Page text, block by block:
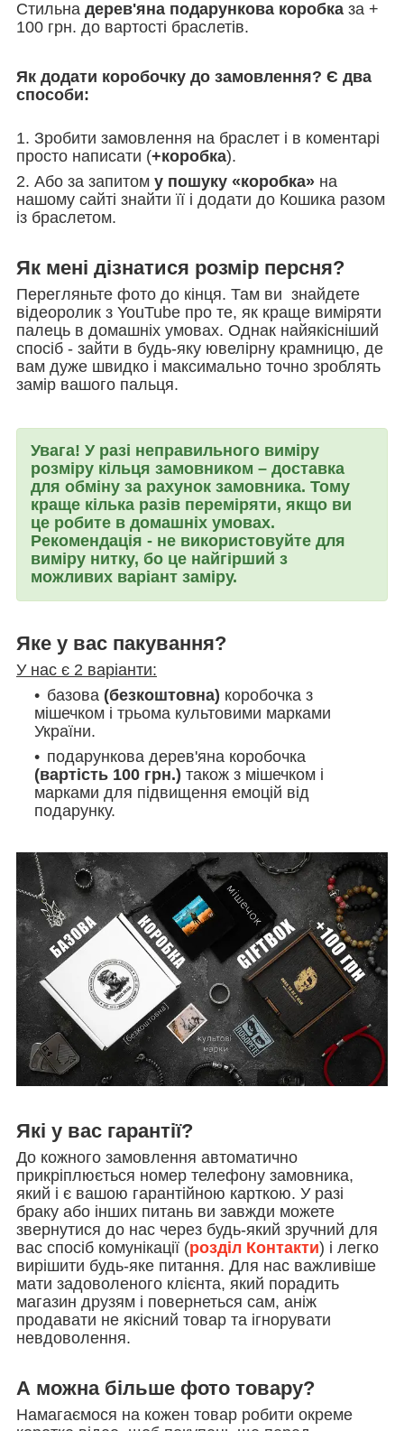
Стильна дерев'яна подарункова коробка за +
100 грн. до вартості браслетів.
Як додати коробочку до замовлення? Є два
способи:
1. Зробити замовлення на браслет і в коментарі
просто написати (+коробка).
2. Або за запитом у пошуку «коробка» на
нашому сайті знайти її і додати до Кошика разом
із браслетом.
Як мені дізнатися розмір персня?
Перегляньте фото до кінця. Там ви знайдете
відеоролик з YouTube про те, як краще виміряти
палець в домашніх умовах. Однак найякісніший
спосіб - зайти в будь-яку ювелірну крамницю, де
вам дуже швидко і максимально точно зроблять
замір вашого пальця.
Увага! У разі неправильного виміру
розміру кільця замовником – доставка
для обміну за рахунок замовника. Тому
краще кілька разів переміряти, якщо ви
це робите в домашніх умовах.
Рекомендація - не використовуйте для
виміру нитку, бо це найгірший з
можливих варіант заміру.
Яке у вас пакування?
У нас є 2 варіанти:
базова (безкоштовна) коробочка з
мішечком і трьома культовими марками
України.
подарункова дерев'яна коробочка
(вартість 100 грн.) також з мішечком і
марками для підвищення емоцій від
подарунку.
Які у вас гарантії?
До кожного замовлення автоматично
прикріплюється номер телефону замовника,
який і є вашою гарантійною карткою. У разі
браку або інших питань ви завжди можете
звернутися до нас через будь-який зручний для
вас спосіб комунікації (розділ Контакти) і легко
вирішити будь-яке питання. Для нас важливіше
мати задоволеного клієнта, який порадить
магазин друзям і повернеться сам, аніж
продавати не якісний товар та ігнорувати
невдоволення.
А можна більше фото товару?
Намагаємося на кожен товар робити окреме